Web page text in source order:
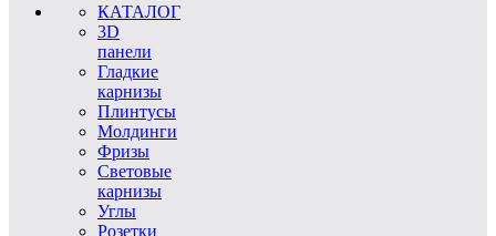
КАТАЛОГ
3D
панели
Гладкие
карнизы
Плинтусы
Молдинги
Фризы
Световые
карнизы
Углы
Розетки